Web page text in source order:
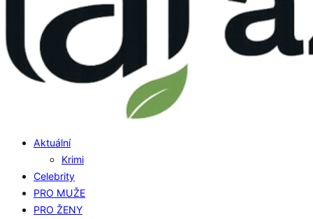
Aktuální
Krimi
Celebrity
PRO MUŽE
PRO ŽENY